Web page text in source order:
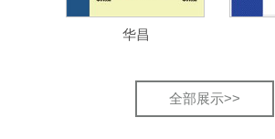
肥
全部展示>>